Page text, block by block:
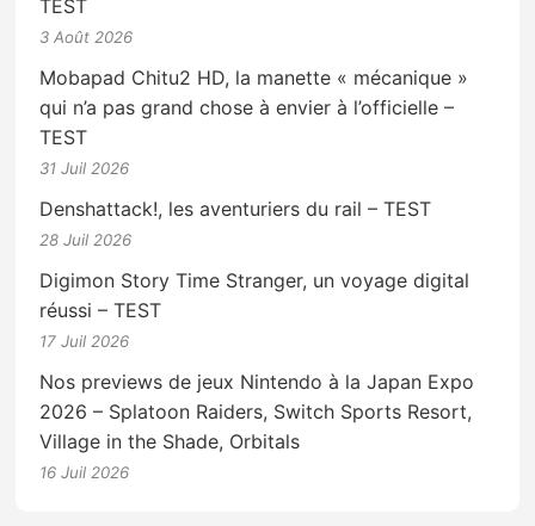
TEST
3 Août 2026
Mobapad Chitu2 HD, la manette « mécanique »
qui n’a pas grand chose à envier à l’officielle –
TEST
31 Juil 2026
Denshattack!, les aventuriers du rail – TEST
28 Juil 2026
Digimon Story Time Stranger, un voyage digital
réussi – TEST
17 Juil 2026
Nos previews de jeux Nintendo à la Japan Expo
2026 – Splatoon Raiders, Switch Sports Resort,
Village in the Shade, Orbitals
16 Juil 2026